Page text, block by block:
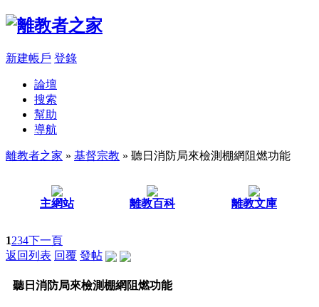
新建帳戶 登錄
論壇
搜索
幫助
導航
離教者之家 » 基督宗教 » 聽日消防局來檢測棚網阻燃功能
主網站 離教百科 離教文庫
1234下一頁
返回列表 回覆 發帖
聽日消防局來檢測棚網阻燃功能